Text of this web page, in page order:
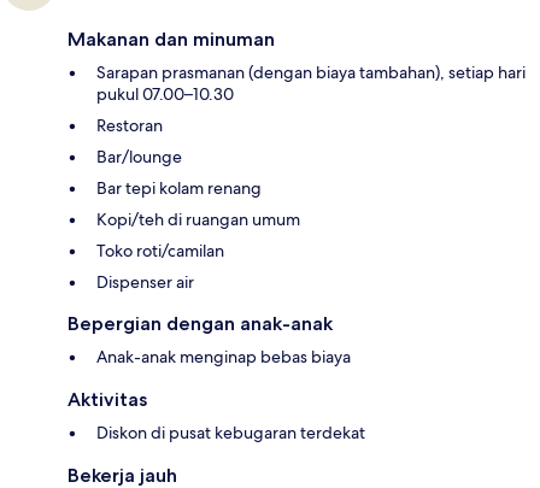
Makanan dan minuman
Sarapan prasmanan (dengan biaya tambahan), setiap hari
pukul 07.00–10.30
Restoran
Bar/lounge
Bar tepi kolam renang
Kopi/teh di ruangan umum
Toko roti/camilan
Dispenser air
Bepergian dengan anak-anak
Anak-anak menginap bebas biaya
Aktivitas
Diskon di pusat kebugaran terdekat
Bekerja jauh